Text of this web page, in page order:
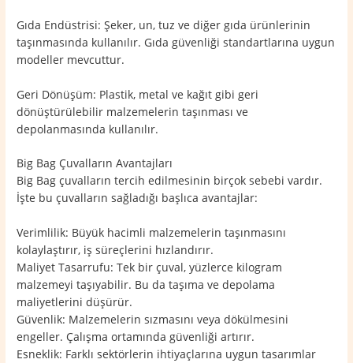
Gıda Endüstrisi: Şeker, un, tuz ve diğer gıda ürünlerinin
taşınmasında kullanılır. Gıda güvenliği standartlarına uygun
modeller mevcuttur.
Geri Dönüşüm: Plastik, metal ve kağıt gibi geri
dönüştürülebilir malzemelerin taşınması ve
depolanmasında kullanılır.
Big Bag Çuvalların Avantajları
Big Bag çuvalların tercih edilmesinin birçok sebebi vardır.
İşte bu çuvalların sağladığı başlıca avantajlar:
Verimlilik: Büyük hacimli malzemelerin taşınmasını
kolaylaştırır, iş süreçlerini hızlandırır.
Maliyet Tasarrufu: Tek bir çuval, yüzlerce kilogram
malzemeyi taşıyabilir. Bu da taşıma ve depolama
maliyetlerini düşürür.
Güvenlik: Malzemelerin sızmasını veya dökülmesini
engeller. Çalışma ortamında güvenliği artırır.
Esneklik: Farklı sektörlerin ihtiyaçlarına uygun tasarımlar